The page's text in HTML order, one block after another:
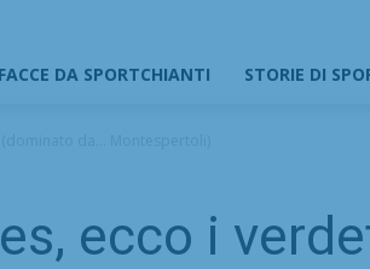
FACCE DA SPORTCHIANTI STORIE DI
ecco i